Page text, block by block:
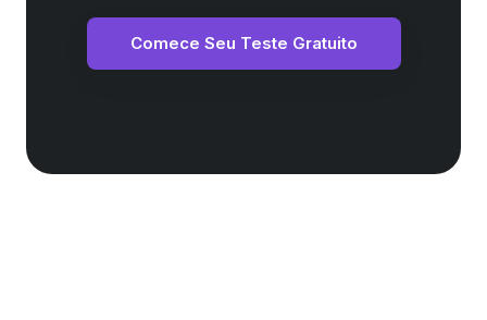
Comece Seu Teste Gratuito